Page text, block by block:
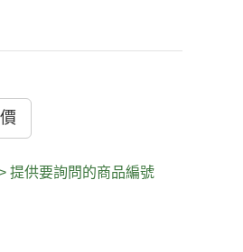
提供要詢問的商品編號